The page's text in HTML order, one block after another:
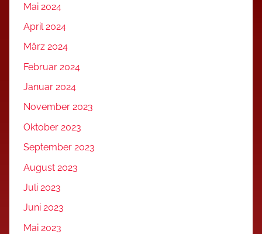
Mai 2024
April 2024
März 2024
Februar 2024
Januar 2024
November 2023
Oktober 2023
September 2023
August 2023
Juli 2023
Juni 2023
Mai 2023